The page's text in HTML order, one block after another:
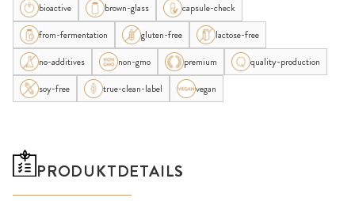
bioactive brown-glass
capsule-check
from-fermentation
gluten-free
lactose-free
no-additives
non-gmo premium
quality-production
soy-free
true-clean-label vegan
PRODUKTDETAILS